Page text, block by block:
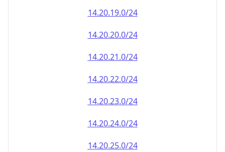
14.20.19.0/24
14.20.20.0/24
14.20.21.0/24
14.20.22.0/24
14.20.23.0/24
14.20.24.0/24
14.20.25.0/24